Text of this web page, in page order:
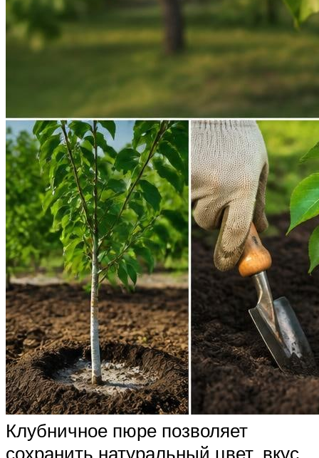
Клубничное пюре позволяет
сохранить натуральный цвет, вкус